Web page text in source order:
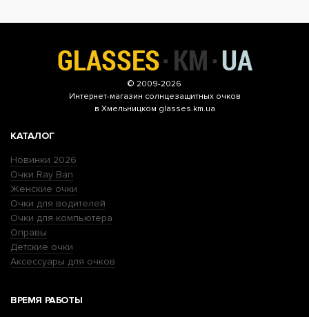
© 2009-2026
Интернет-магазин солнцезащитных очков
в Хмельницком glasses.km.ua
КАТАЛОГ
Новинки 2026
Очки Ray Ban
Женские очки
Очки для водителей
Очки для компьютера
Оправы
Детские очки
Аксессуары для очков
ВРЕМЯ РАБОТЫ